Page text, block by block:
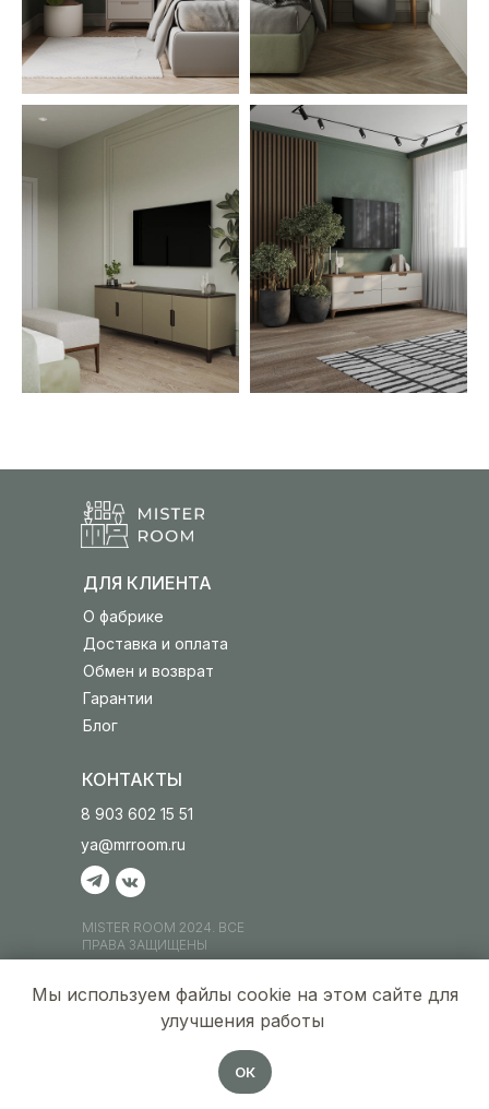
Блог
Гарантии
ИНН 520701110600
MISTER ROOM 2024. ВСЕ
ПРАВА ЗАЩИЩЕНЫ
Обмен и возврат
Доставка и оплата
О фабрике
ДЛЯ КЛИЕНТА
персональных данных
КОНТАКТЫ
8 903 602 15 51
ya@mrroom.ru
Мы используем файлы cookie на этом сайте для
улучшения работы
ОК